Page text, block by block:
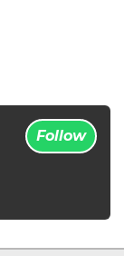
Follow